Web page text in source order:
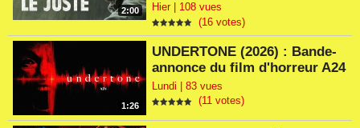
2:00
Hier | 108 vues
(16 votes)
1:26
UNDERTONE (2026) : Bande-
annonce du film d'horreur A24
Lundi | 83 vues
(11 votes)